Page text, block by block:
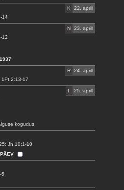
K
22. aprill
14
N
23. aprill
12
R
24. aprill
1Pt 2:13-17
L
25. aprill
kogudus
Jh 10:1-10
5